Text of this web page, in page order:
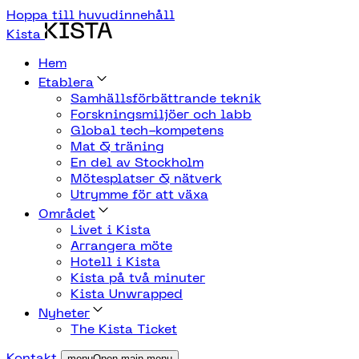
Hoppa till huvudinnehåll
Kista
Hem
Etablera
Samhällsförbättrande teknik
Forskningsmiljöer och labb
Global tech-kompetens
Mat & träning
En del av Stockholm
Mötesplatser & nätverk
Utrymme för att växa
Området
Livet i Kista
Arrangera möte
Hotell i Kista
Kista på två minuter
Kista Unwrapped
Nyheter
The Kista Ticket